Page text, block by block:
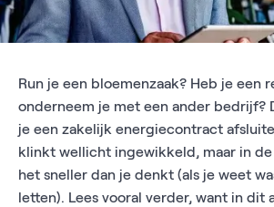
Run je een bloemenzaak? Heb je een
onderneem je met een ander bedrijf?
je een zakelijk energiecontract
klinkt wellicht ingewikkeld, maar in
het sneller dan je denkt (als je weet
letten). Lees vooral verder, want in dit